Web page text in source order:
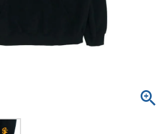
ーザー）
ック・ウィールセット）
ッグ
ン